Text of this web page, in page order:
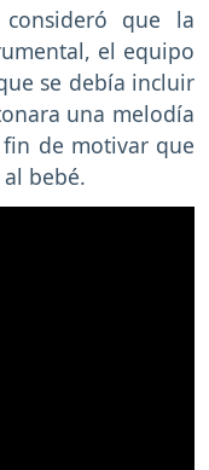
que la
el equipo
se debía incluir
una melodía
de motivar que
bebé.